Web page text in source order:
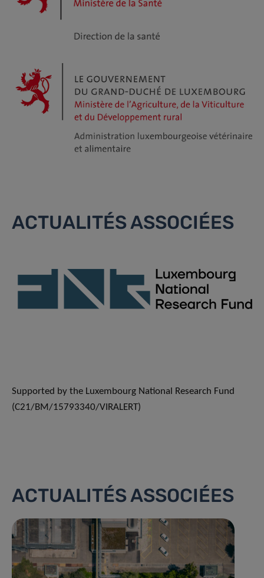
ACTUALITÉS ASSOCIÉES
Supported by the Luxembourg National Research Fund
(C21/BM/15793340/VIRALERT)
ACTUALITÉS ASSOCIÉES